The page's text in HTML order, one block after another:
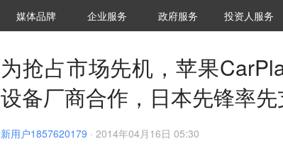
媒体品牌 36Kr研究院
企业服务 城市之窗
政府服务 VClub投资机构库
投资机构职位推介
投资人服务
为抢占市场先机，苹果
设备厂商合作，日本先锋率
新用户1857620179 · 2014年04月16日 05:30